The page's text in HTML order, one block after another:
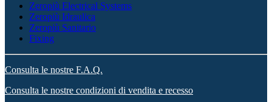
Zeropiù Electrical Systems
Zeropiù Idraulica
Zeropiù Sanitario
Fixing
Consulta le nostre F.A.Q.
Consulta le nostre condizioni di vendita e recesso